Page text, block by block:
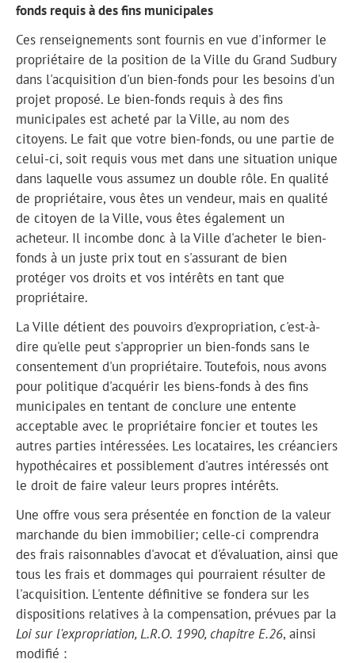
fonds requis à des fins municipales
Ces renseignements sont fournis en vue d'informer le
propriétaire de la position de la Ville du Grand Sudbury
dans l'acquisition d'un bien-fonds pour les besoins d'un
projet proposé. Le bien-fonds requis à des fins
municipales est acheté par la Ville, au nom des
citoyens. Le fait que votre bien-fonds, ou une partie de
celui-ci, soit requis vous met dans une situation unique
dans laquelle vous assumez un double rôle. En qualité
de propriétaire, vous êtes un vendeur, mais en qualité
de citoyen de la Ville, vous êtes également un
acheteur. Il incombe donc à la Ville d'acheter le bien-
fonds à un juste prix tout en s'assurant de bien
protéger vos droits et vos intérêts en tant que
propriétaire.
La Ville détient des pouvoirs d'expropriation, c'est-à-
dire qu'elle peut s'approprier un bien-fonds sans le
consentement d'un propriétaire. Toutefois, nous avons
pour politique d'acquérir les biens-fonds à des fins
municipales en tentant de conclure une entente
acceptable avec le propriétaire foncier et toutes les
autres parties intéressées. Les locataires, les créanciers
hypothécaires et possiblement d'autres intéressés ont
le droit de faire valeur leurs propres intérêts.
Une offre vous sera présentée en fonction de la valeur
marchande du bien immobilier; celle-ci comprendra
des frais raisonnables d'avocat et d'évaluation, ainsi que
tous les frais et dommages qui pourraient résulter de
l'acquisition. L'entente définitive se fondera sur les
dispositions relatives à la compensation, prévues par la
Loi sur l'expropriation, L.R.O. 1990, chapitre E.26, ainsi
modifié :